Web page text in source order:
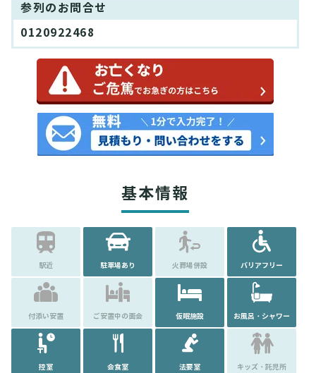
参列のお問合せ
0120922468
基本情報
駅近 駐車場あり 火葬場併設 バリアフリー
付添い安置 ご安置中の面会 仮眠施設 お風呂・シャワー
控室 会食室 法要室 キッズ・託児所